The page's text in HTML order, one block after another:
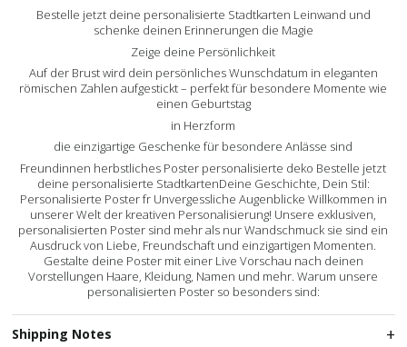
Bestelle jetzt deine personalisierte Stadtkarten Leinwand und
schenke deinen Erinnerungen die Magie
Zeige deine Persönlichkeit
Auf der Brust wird dein persönliches Wunschdatum in eleganten
römischen Zahlen aufgestickt – perfekt für besondere Momente wie
einen Geburtstag
in Herzform
die einzigartige Geschenke für besondere Anlässe sind
Freundinnen herbstliches Poster personalisierte deko Bestelle jetzt
deine personalisierte StadtkartenDeine Geschichte, Dein Stil:
Personalisierte Poster fr Unvergessliche Augenblicke Willkommen in
unserer Welt der kreativen Personalisierung! Unsere exklusiven,
personalisierten Poster sind mehr als nur Wandschmuck sie sind ein
Ausdruck von Liebe, Freundschaft und einzigartigen Momenten.
Gestalte deine Poster mit einer Live Vorschau nach deinen
Vorstellungen Haare, Kleidung, Namen und mehr. Warum unsere
personalisierten Poster so besonders sind:
Shipping Notes